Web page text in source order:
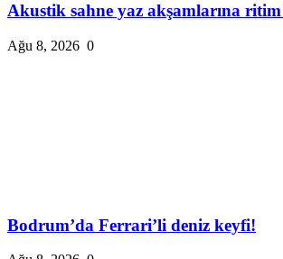
Akustik sahne yaz akşamlarına
Ağu 8, 2026 0
Bodrum’da Ferrari’li deniz keyfi!